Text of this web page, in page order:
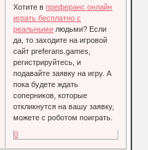
Хотите впреферанс онлайн
играть бесплатно с
реальными людьми? Если
да, то заходите на игровой
сайт preferans.games,
регистрируйтесь, и
подавайте заявку на игру. А
пока будете ждать
соперников, которые
откликнутся на вашу заявку,
можете с роботом поиграть.
0